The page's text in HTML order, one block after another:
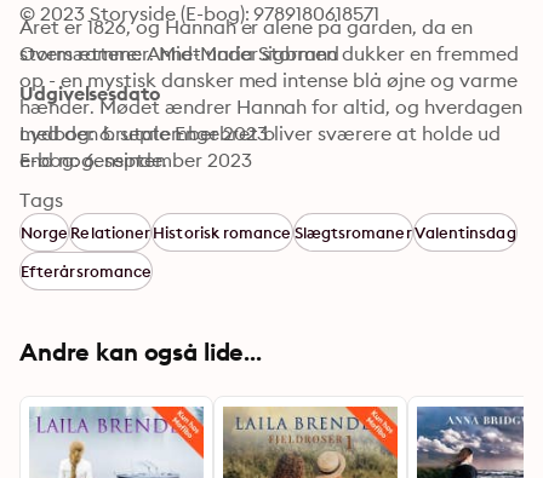
Året er 1826, og Hannah er alene på gården, da en
storm rammer. Midt under stormen dukker en fremmed
op - en mystisk dansker med intense blå øjne og varme
hænder. Mødet ændrer Hannah for altid, og hverdagen
med den brutale Engebret bliver sværere at holde ud
end nogensinde.
Så rammer tragedien Hannahs lille familie. For at
komme væk fra sorgen rejser hun tilbage til sit
barndomshjem i Danmark – men langt fra alle sætter
pris på, at den retmæssige arving er vendt tilbage.
© 2023 Storyside (E-bog): 9789180618571
Oversættere: Anne-Maria Sigbrand
Udgivelsesdato
Lydbog: 6. september 2023
E-bog: 6. september 2023
Tags
NorgeRelationerHistorisk romanceSlægtsromanerValentinsdag
Efterårsromance
Andre kan også lide...